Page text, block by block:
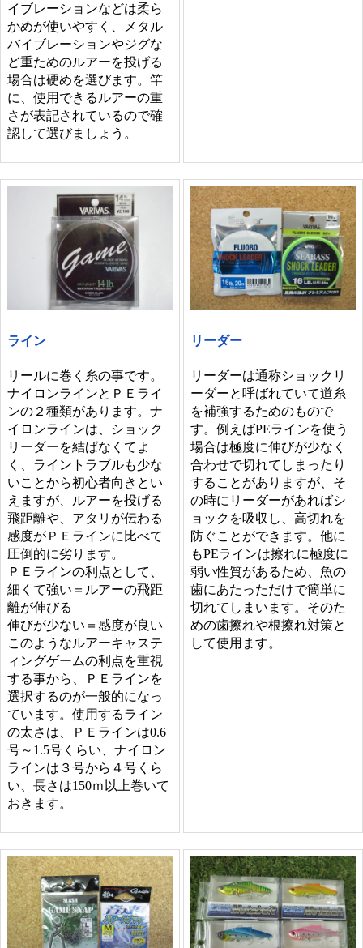
イブレーションなどは柔ら
かめが使いやすく、メタル
バイブレーションやジグな
ど重ためのルアーを投げる
場合は硬めを選びます。竿
に、使用できるルアーの重
さが表記されているので確
認して選びましょう。
ライン
リールに巻く糸の事です。
ナイロンラインとＰＥライ
ンの２種類があります。ナ
イロンラインは、ショック
リーダーを結ばなくてよ
く、ライントラブルも少な
いことから初心者向きとい
えますが、ルアーを投げる
飛距離や、アタリが伝わる
感度がＰＥラインに比べて
圧倒的に劣ります。
ＰＥラインの利点として、
細くて強い＝ルアーの飛距
離が伸びる
伸びが少ない＝感度が良い
このようなルアーキャステ
ィングゲームの利点を重視
する事から、ＰＥラインを
選択するのが一般的になっ
ています。使用するライン
の太さは、ＰＥラインは0.6
号～1.5号くらい、ナイロン
ラインは３号から４号くら
い、長さは150ｍ以上巻いて
おきます。
リーダー
リーダーは通称ショックリ
ーダーと呼ばれていて道糸
を補強するためのもので
す。例えばPEラインを使う
場合は極度に伸びが少なく
合わせで切れてしまったり
することがありますが、そ
の時にリーダーがあればシ
ョックを吸収し、高切れを
防ぐことができます。他に
もPEラインは擦れに極度に
弱い性質があるため、魚の
歯にあたっただけで簡単に
切れてしまいます。そのた
めの歯擦れや根擦れ対策と
して使用ます。